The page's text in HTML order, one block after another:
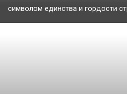
символом единства и гордости